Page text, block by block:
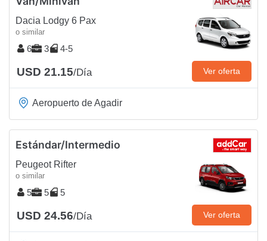
Dacia Lodgy 6 Pax
o similar
6 3 4-5
USD 21.15/Día Ver oferta
Aeropuerto de Agadir
Estándar/Intermedio
Peugeot Rifter
o similar
5 5 5
USD 24.56/Día Ver oferta